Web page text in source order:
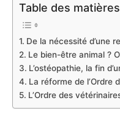
Table des matières
De la nécessité d’une
Le bien-être animal ?
L’ostéopathie, la fin
La réforme de l’Ordre
L’Ordre des